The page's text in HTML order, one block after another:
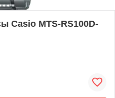
Casio MTS-RS100D-